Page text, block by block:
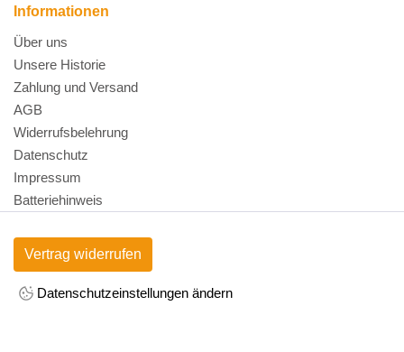
Informationen
Über uns
Unsere Historie
Zahlung und Versand
AGB
Widerrufsbelehrung
Datenschutz
Impressum
Batteriehinweis
Vertrag widerrufen
Datenschutzeinstellungen ändern